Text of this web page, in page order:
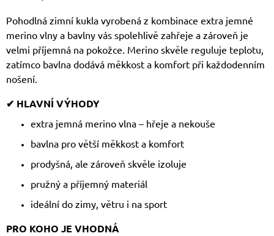
Pohodlná zimní kukla vyrobená z kombinace extra jemné
merino vlny a bavlny vás spolehlivě zahřeje a zároveň je
velmi příjemná na pokožce. Merino skvěle reguluje teplotu,
zatímco bavlna dodává měkkost a komfort při každodenním
nošení.
✔ HLAVNÍ VÝHODY
extra jemná merino vlna – hřeje a nekouše
bavlna pro větší měkkost a komfort
prodyšná, ale zároveň skvěle izoluje
pružný a příjemný materiál
ideální do zimy, větru i na sport
PRO KOHO JE VHODNÁ